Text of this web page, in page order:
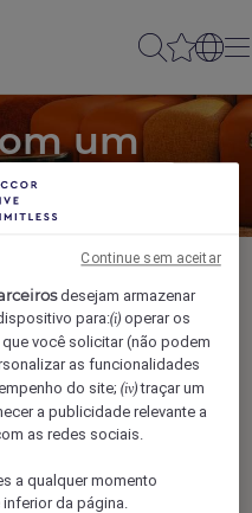
um
(Recepção)
José do Rio
desejam armazenar
para:(i) operar os
você solicitar (não podem
as funcionalidades
do site;(iv)traçar um
a publicidade relevante a
as redes sociais.
a qualquer momento
da página.
Continue sem aceitar